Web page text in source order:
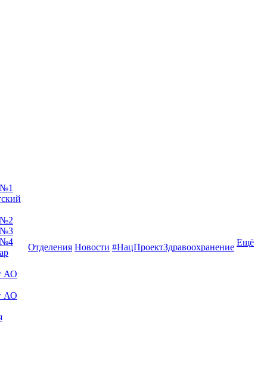
№2
№3
№4
АО
АО
Отделения Новости #НацПроектЗдравоохранение Ещё